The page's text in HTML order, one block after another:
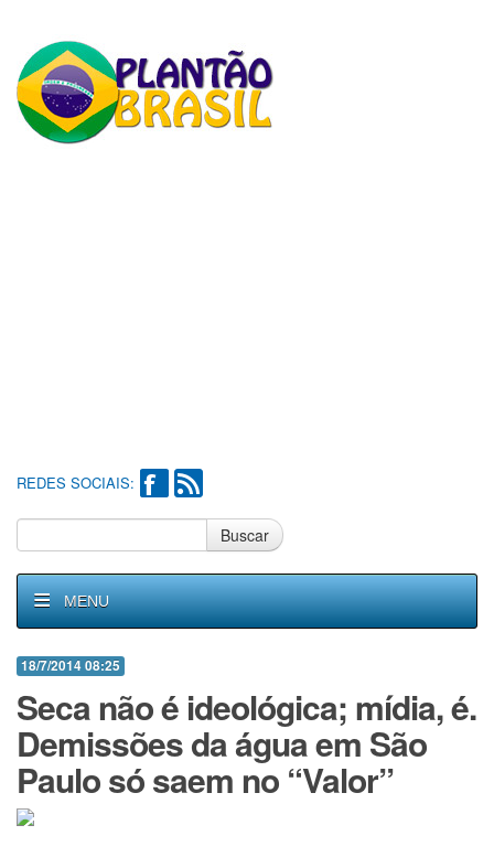
REDES SOCIAIS:
Buscar
MENU
18/7/2014 08:25
Seca não é ideológica; mídia, é.
Demissões da água em São
Paulo só saem no “Valor”